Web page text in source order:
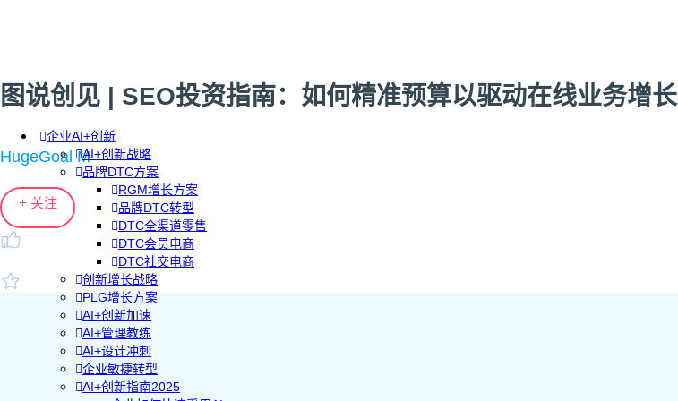
企业AI+创新
AI+创新战略
品牌DTC方案
RGM增长方案
品牌DTC转型
DTC全渠道零售
DTC会员电商
DTC社交电商
创新增长战略
PLG增长方案
AI+创新加速
AI+管理教练
AI+设计冲刺
企业敏捷转型
AI+创新指南2025
图说创见 | SEO投资指南：如何精准预算以驱动在线业务增长
HugeGoal M
+ 关注